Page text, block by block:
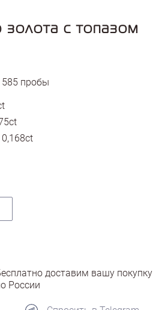
с топазом
585 пробы
доставим вашу покупку
России